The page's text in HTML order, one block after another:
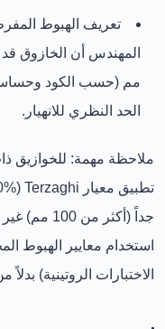
تعريف الهبوط
المهندس أن الخازوق
مم (حسب الكود
الحد النظري للانهيار.
ملاحظة مهمة:
جداً (أكثر
استخدام معايير الهبوط
الاختبارات الروتينية)